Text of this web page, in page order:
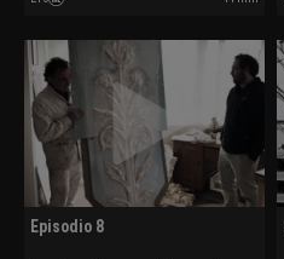
Episodio 8